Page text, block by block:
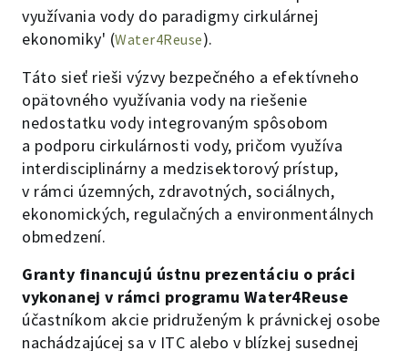
využívania vody do paradigmy cirkulárnej
ekonomiky' (Water4Reuse).
Táto sieť rieši výzvy bezpečného a efektívneho
opätovného využívania vody na riešenie
nedostatku vody integrovaným spôsobom
a podporu cirkulárnosti vody, pričom využíva
interdisciplinárny a medzisektorový prístup,
v rámci územných, zdravotných, sociálnych,
ekonomických, regulačných a environmentálnych
obmedzení.
Granty financujú ústnu prezentáciu o práci
vykonanej v rámci programu Water4Reuse
účastníkom akcie pridruženým k právnickej osobe
nachádzajúcej sa v ITC alebo v blízkej susednej